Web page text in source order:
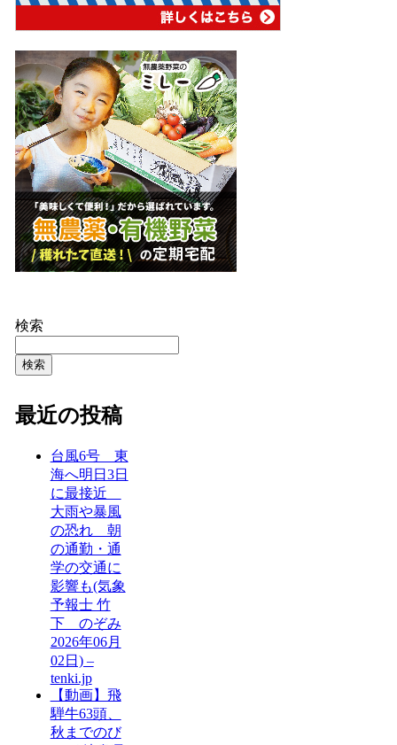
検索
検索
最近の投稿
台風6号 東
海へ明日3日
に最接近
大雨や暴風
の恐れ 朝
の通勤・通
学の交通に
影響も(気象
予報士 竹
下 のぞみ
2026年06月
02日) –
tenki.jp
【動画】飛
騨牛63頭、
秋までのび